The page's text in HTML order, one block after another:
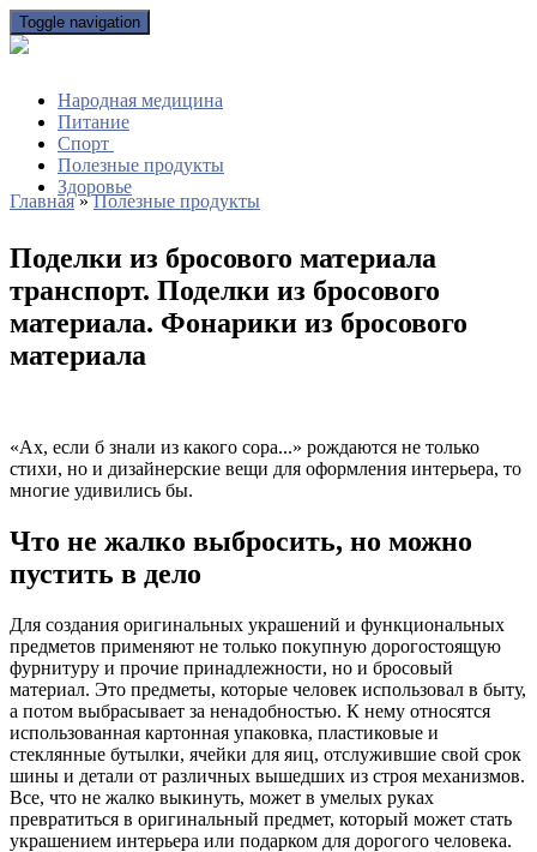
Toggle navigation
Народная медицина
Питание
Спорт
Полезные продукты
Здоровье
Главная»Полезные продукты
Поделки из бросового материала
транспорт. Поделки из бросового
материала. Фонарики из бросового
материала
«Ах, если б знали из какого сора...» рождаются не только
стихи, но и дизайнерские вещи для оформления интерьера, то
многие удивились бы.
Что не жалко выбросить, но можно
пустить в дело
Для создания оригинальных украшений и функциональных
предметов применяют не только покупную дорогостоящую
фурнитуру и прочие принадлежности, но и бросовый
материал. Это предметы, которые человек использовал в быту,
а потом выбрасывает за ненадобностью. К нему относятся
использованная картонная упаковка, пластиковые и
стеклянные бутылки, ячейки для яиц, отслужившие свой срок
шины и детали от различных вышедших из строя механизмов.
Все, что не жалко выкинуть, может в умелых руках
превратиться в оригинальный предмет, который может стать
украшением интерьера или подарком для дорогого человека.